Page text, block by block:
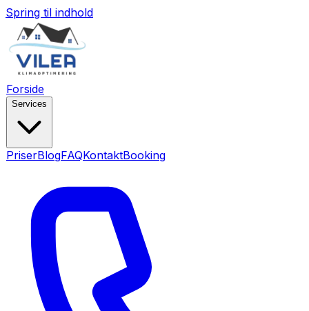
Spring til indhold
Forside
Services
PriserBlogFAQKontaktBooking